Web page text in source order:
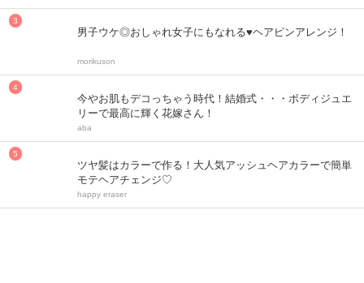
男子ウケ◎おしゃれ女子にもなれる♥ヘアピンアレンジ！
morikuson
今やお肌もデコっちゃう時代！結婚式・・・ボディジュエ
リーで最高に輝く花嫁さん！
aba
ツヤ髪はカラーで作る！大人気アッシュヘアカラーで簡単
モテヘアチェンジ♡
happy eraser